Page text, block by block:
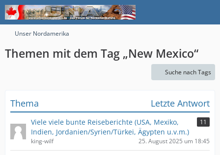
Unser Nordamerika
Themen mit dem Tag „New Mexico“
Suche nach Tags
Thema Letzte Antwort
Viele viele bunte Reiseberichte (USA, Mexiko,
Indien, Jordanien/Syrien/Türkei, Ägypten u.v.m.)
11
king-wilf 25. August 2025 um 18:45